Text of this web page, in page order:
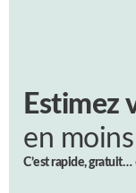
Estimez
en
C’est rapide, gratuit…